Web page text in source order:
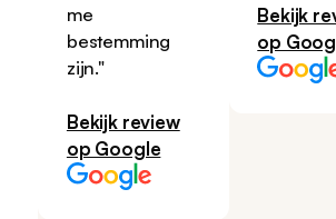
me
bestemming
zijn."
Bekijk review
op Google
Bekijk
op